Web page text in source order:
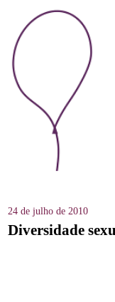
24 de julho de 2010
Diversidade